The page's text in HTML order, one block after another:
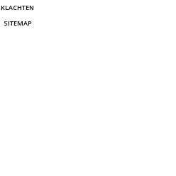
KLACHTEN
SITEMAP